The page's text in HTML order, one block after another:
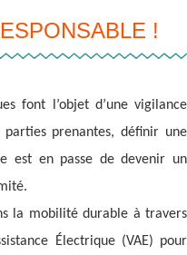
!
font l’objet d’une vigilance
prenantes, définir une
est en passe de devenir un
la mobilité durable à travers
Électrique (VAE) pour